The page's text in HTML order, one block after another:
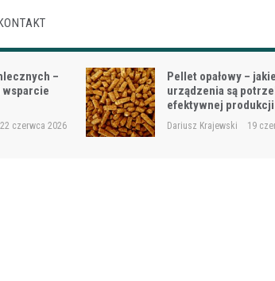
jakie
do
19 czerwca 2026
Jak dobrać moc
wielkości
rodzaju prac?
Dariusz Krajewski 18